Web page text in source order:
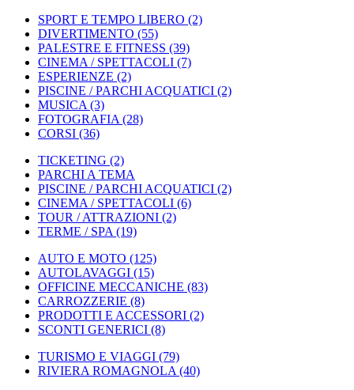
SPORT E TEMPO LIBERO (2)
DIVERTIMENTO (55)
PALESTRE E FITNESS (39)
CINEMA / SPETTACOLI (7)
ESPERIENZE (2)
PISCINE / PARCHI ACQUATICI (2)
MUSICA (3)
FOTOGRAFIA (28)
CORSI (36)
TICKETING (2)
PARCHI A TEMA
PISCINE / PARCHI ACQUATICI (2)
CINEMA / SPETTACOLI (6)
TOUR / ATTRAZIONI (2)
TERME / SPA (19)
AUTO E MOTO (125)
AUTOLAVAGGI (15)
OFFICINE MECCANICHE (83)
CARROZZERIE (8)
PRODOTTI E ACCESSORI (2)
SCONTI GENERICI (8)
TURISMO E VIAGGI (79)
RIVIERA ROMAGNOLA (40)